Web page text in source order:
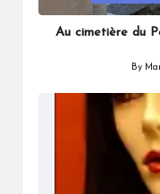
in
Au cimetière du
Posted
By